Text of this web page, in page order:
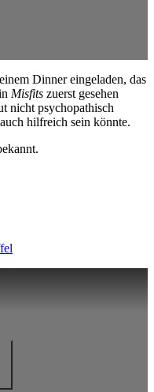
Dinner eingeladen, das
Misfits zuerst gesehen
nicht psychopathisch
hilfreich sein könnte.